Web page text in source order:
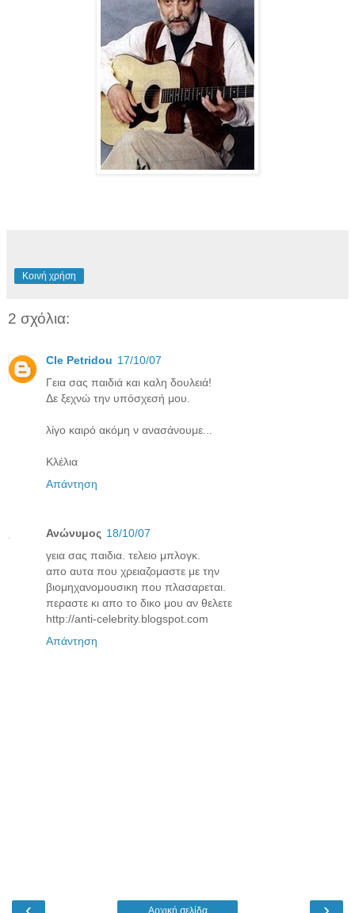
Κοινή χρήση
2 σχόλια:
Cle Petridou 17/10/07
Γεια σας παιδιά και καλη δουλειά!
Δε ξεχνώ την υπόσχεσή μου.
λίγο καιρό ακόμη ν ανασάνουμε...
Κλέλια
Απάντηση
Ανώνυμος 18/10/07
γεια σας παιδια. τελειο μπλογκ.
απο αυτα που χρειαζομαστε με την
βιομηχανομουσικη που πλασαρεται.
περαστε κι απο το δικο μου αν θελετε
http://anti-celebrity.blogspot.com
Απάντηση